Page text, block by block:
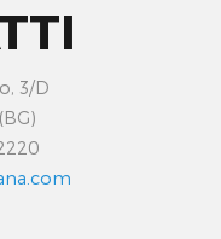
3/D